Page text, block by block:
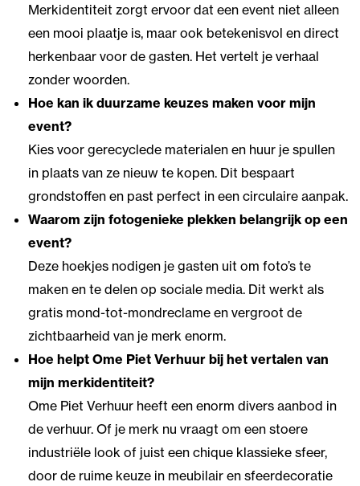
Merkidentiteit zorgt ervoor dat een event niet alleen
een mooi plaatje is, maar ook betekenisvol en direct
herkenbaar voor de gasten. Het vertelt je verhaal
zonder woorden.
Hoe kan ik duurzame keuzes maken voor mijn
event?
Kies voor gerecyclede materialen en huur je spullen
in plaats van ze nieuw te kopen. Dit bespaart
grondstoffen en past perfect in een circulaire aanpak.
Waarom zijn fotogenieke plekken belangrijk op een
event?
Deze hoekjes nodigen je gasten uit om foto’s te
maken en te delen op sociale media. Dit werkt als
gratis mond-tot-mondreclame en vergroot de
zichtbaarheid van je merk enorm.
Hoe helpt Ome Piet Verhuur bij het vertalen van
mijn merkidentiteit?
Ome Piet Verhuur heeft een enorm divers aanbod in
de verhuur. Of je merk nu vraagt om een stoere
industriële look of juist een chique klassieke sfeer,
door de ruime keuze in meubilair en sfeerdecoratie